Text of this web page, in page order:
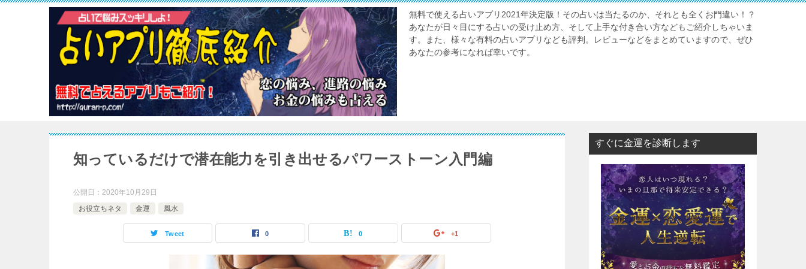
無料で使える占いアプリ2021年決定版！その占いは当たるのか、それとも全くお門違い！？
あなたが日々目にする占いの受け止め方、そして上手な付き合い方などもご紹介しちゃいま
す。また、様々な有料の占いアプリなども評判。レビューなどをまとめていますので、ぜひ
あなたの参考になれば幸いです。
知っているだけで潜在能力を引き出せるパワーストーン入門編
公開日： 2020年10月29日
お役立ちネタ
金運 風水
Tweet 0 0 +1
すぐに金運を診断します